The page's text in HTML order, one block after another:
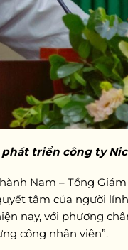
phát triển công ty
Nam – Tổng
tâm của người
nay, với phương
công nhân viên”.